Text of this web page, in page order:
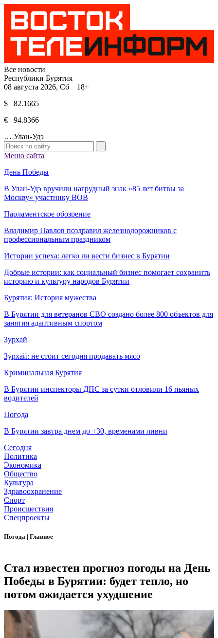
Все новости
Республики Бурятия
08 августа 2026, Сб 18+
$ 82.1665
€ 94.8366
… Улан-Удэ
Меню сайта
День Победы
В Улан-Удэ вручили нагрудный знак «85 лет битвы за
Москву» участнику ВОВ
Парламентское обозрение
Владимир Павлов поздравил железнодорожников с
профессиональным праздником
Истории успеха: легко ли вести бизнес в Бурятии
Добрые истории: как социальный бизнес помогает сохранить
историю и культуру народов Бурятии
Бурятия: История мужества
В Бурятии для ветеранов СВО создано более 800 объектов для
занятия адаптивным спортом
Зурхай
Зурхай: не стоит сегодня продавать мясо
Криминальная Бурятия
В Бурятии инспекторы ДПС за сутки отловили 16 пьяных
водителей
Погода
В Бурятии завтра днем до +30, временами ливни
Сегодня
Политика
Экономика
Общество
Культура
Здравоохранение
Спорт
Происшествия
Спецпроекты
Погода | Главное
Стал известен прогноз погоды на День
Победы в Бурятии: будет тепло, но
потом ожидается ухудшение